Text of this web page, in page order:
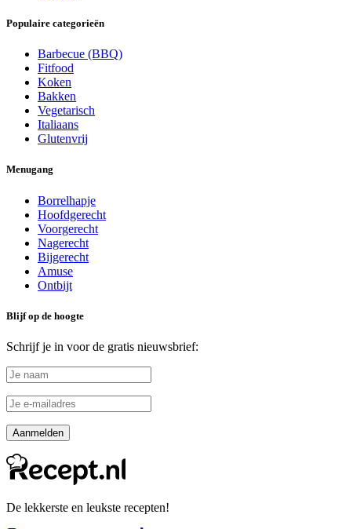
Populaire categorieën
Barbecue (BBQ)
Fitfood
Koken
Bakken
Vegetarisch
Italiaans
Glutenvrij
Menugang
Borrelhapje
Hoofdgerecht
Voorgerecht
Nagerecht
Bijgerecht
Amuse
Ontbijt
Blijf op de hoogte
Schrijf je in voor de gratis nieuwsbrief:
De lekkerste en leukste recepten!